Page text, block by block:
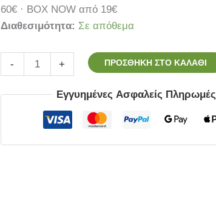
60€ · BOX NOW από 19€
Διαθεσιμότητα: Σε απόθεμα
- + ΠΡΟΣΘΉΚΗ ΣΤΟ ΚΑΛΆΘΙ
Εγγυημένες Ασφαλείς Πληρωμές